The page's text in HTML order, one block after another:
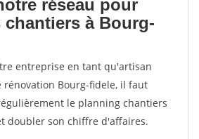
réseau pour
à Bourg-
entreprise en tant qu'artisan
rénovation Bourg-fidele, il faut
le planning chantiers
doubler son chiffre d'affaires.